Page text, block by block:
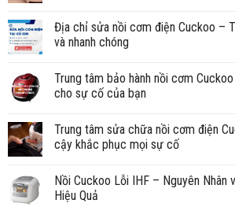
Địa chỉ sửa nồi cơm điện Cuckoo –
và nhanh chóng
Trung tâm bảo hành nồi cơm
cho sự cố của bạn
Trung tâm sửa chữa nồi cơm điện
cậy khắc phục mọi sự cố
Nồi Cuckoo Lỗi IHF – Nguyên Nhân
Hiệu Quả